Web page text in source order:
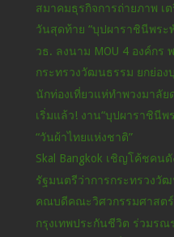
สมาคมธุรกิจการถ่ายภาพ เ
วันสุดท้าย “บุปผาราชินีพระ
วธ. ลงนาม MOU 4 องค์กร
กระทรวงวัฒนธรรม ยกย่อง
นักท่องเที่ยวแห่ทำพวงมาลั
เริ่มแล้ว! งาน“บุปผาราชินีพ
“วันผ้าไทยแห่งชาติ”
Skal Bangkok เชิญโค้ชคน
รัฐมนตรีว่าการกระทรวงวั
คณบดีคณะวิศวกรรมศาสต
กรุงเทพประกันชีวิต ร่วมร